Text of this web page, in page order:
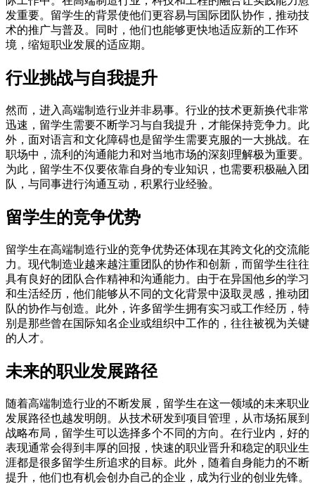
发重要。留学生的背景使他们更容易与国际团队协作，推动技
术的推广与普及。同时，他们也能够更快地适应新的工作环
境，缩短职业发展的适应期。
行业挑战与自我提升
然而，进入高端制造行业并非易事。行业的技术更新换代非常
迅速，留学生需要不断学习与自我提升，才能保持竞争力。此
外，面对语言和文化障碍也是留学生需要克服的一大挑战。在
职场中，流利的沟通能力和对当地市场的深刻理解极为重要。
为此，留学生不仅要依靠自身的专业知识，也需要积极融入团
队，与同事进行沟通互动，积累行业经验。
留学生的竞争优势
留学生在高端制造行业的竞争优势还体现在其跨文化的交流能
力。现代制造业越来越注重团队的协作和创新，而留学生往往
具有良好的团队合作精神和沟通能力。由于在异国他乡的学习
和生活经历，他们能够从不同的文化背景中汲取灵感，推动团
队的协作与创造。此外，许多留学生拥有实习或工作经历，特
别是那些曾在国际知名企业或组织中工作的，往往被视为关键
的人才。
未来的职业发展路径
随着高端制造行业的不断发展，留学生在这一领域的未来职业
发展路径也越发明朗。从技术研发到项目管理，从市场拓展到
战略布局，留学生可以选择多个不同的方向。在行业内，好的
表现通常会得到丰厚的回报，快速的职业晋升和稳定的职业生
涯都是很多留学生所追求的目标。此外，随着自身能力的不断
提升，他们也有机会创办自己的企业，成为行业的创业先锋。